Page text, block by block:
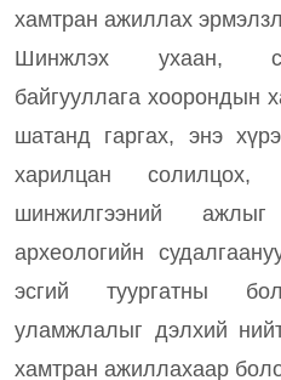
хамтран ажиллах
Шинжлэх ухаан,
байгууллага хоорондын
шатанд гаргах, энэ
харилцан солилцох,
шинжилгээний
археологийн
эсгий туургатны
уламжлалыг дэлхий
хамтран ажиллахаар